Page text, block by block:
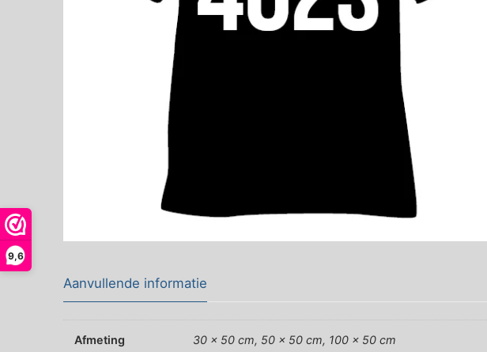
9,6
Aanvullende informatie
Afmeting 30 x 50 cm, 50 x 50 cm, 100 x 50 cm